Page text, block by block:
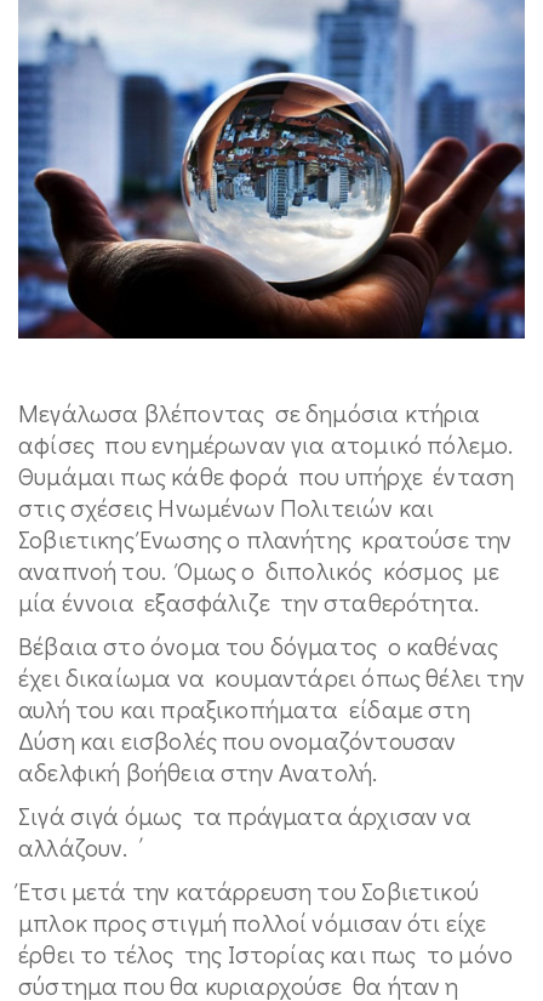
Μεγάλωσα βλέποντας σε δημόσια κτήρια
αφίσες που ενημέρωναν για ατομικό πόλεμο.
Θυμάμαι πως κάθε φορά που υπήρχε ένταση
στις σχέσεις Ηνωμένων Πολιτειών και
Σοβιετικης Ένωσης ο πλανήτης κρατούσε την
αναπνοή του. Όμως ο διπολικός κόσμος με
μία έννοια εξασφάλιζε την σταθερότητα.
Βέβαια στο όνομα του δόγματος ο καθένας
έχει δικαίωμα να κουμαντάρει όπως θέλει την
αυλή του και πραξικοπήματα είδαμε στη
Δύση και εισβολές που ονομαζόντουσαν
αδελφική βοήθεια στην Ανατολή.
Σιγά σιγά όμως τα πράγματα άρχισαν να
αλλάζουν. ΄
Έτσι μετά την κατάρρευση του Σοβιετικού
μπλοκ προς στιγμή πολλοί νόμισαν ότι είχε
έρθει το τέλος της Ιστορίας και πως το μόνο
σύστημα που θα κυριαρχούσε θα ήταν η